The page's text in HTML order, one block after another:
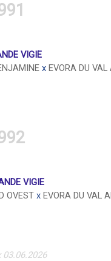
VIGIE
x EVORA DU VAL
VIGIE
OVEST x EVORA DU VAL
03.06.2026